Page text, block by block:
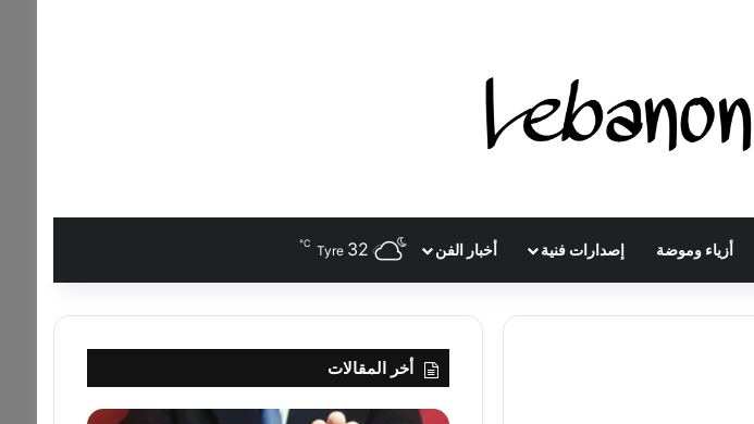
أزياء وموضة إصدارات فنية أخبار الفن Tyre 32
℃
أخر المقالات